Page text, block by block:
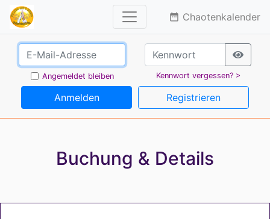
date_range Chaotenkalender
Angemeldet bleiben Kennwort vergessen? >
Anmelden Registrieren
Buchung & Details